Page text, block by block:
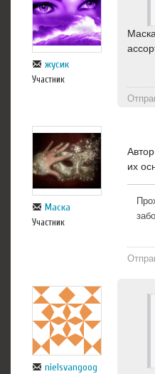
жусик
Участник
Маска
Участник
их
nielsvangoog